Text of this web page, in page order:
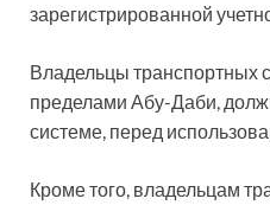
зарегистрированной
Владельцы транспортных
пределами Абу-Даби,
системе, перед
Кроме того, владельцам